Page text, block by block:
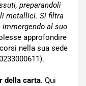
preparandoli
metallici. Si filtra
al suo
approfondire
nella sua sede
della carta. Qui